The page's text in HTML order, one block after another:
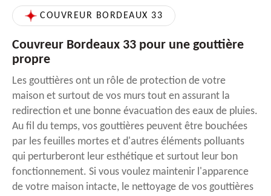
COUVREUR BORDEAUX 33
Couvreur Bordeaux 33 pour une gouttière
propre
Les gouttières ont un rôle de protection de votre
maison et surtout de vos murs tout en assurant la
redirection et une bonne évacuation des eaux de pluies.
Au fil du temps, vos gouttières peuvent être bouchées
par les feuilles mortes et d'autres éléments polluants
qui perturberont leur esthétique et surtout leur bon
fonctionnement. Si vous voulez maintenir l'apparence
de votre maison intacte, le nettoyage de vos gouttières